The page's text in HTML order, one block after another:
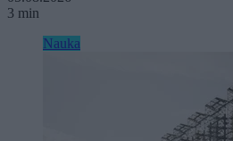
3 min
Nauka